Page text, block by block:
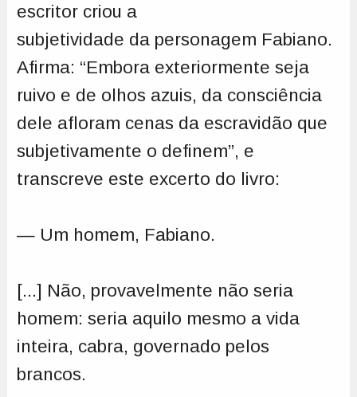
escritor criou a
subjetividade da personagem Fabiano.
Afirma: “Embora exteriormente seja
ruivo e de olhos azuis, da consciência
dele afloram cenas da escravidão que
subjetivamente o definem”, e
transcreve este excerto do livro:
— Um homem, Fabiano.
[...] Não, provavelmente não seria
homem: seria aquilo mesmo a vida
inteira, cabra, governado pelos
brancos.